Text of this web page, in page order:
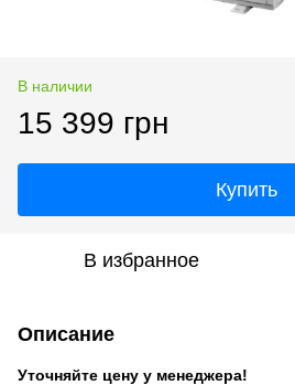
В наличии
15 399 грн
Купить
В избранное
Описание
Уточняйте цену у менеджера!